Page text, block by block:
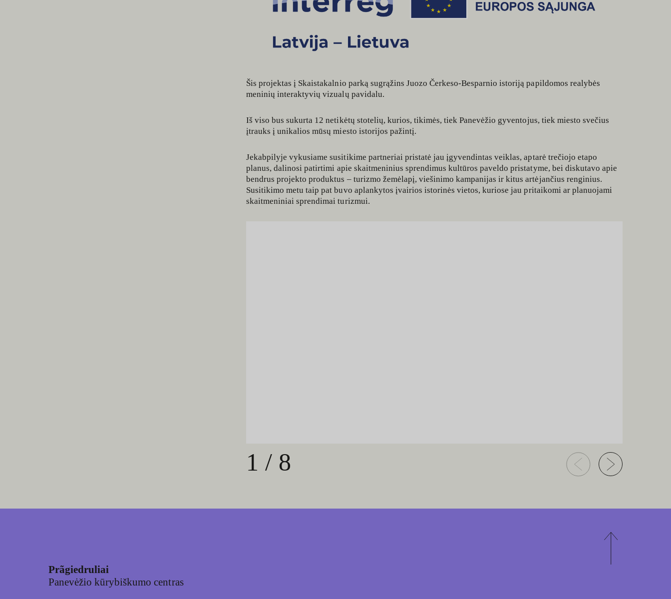
Šis projektas į Skaistakalnio parką sugrąžins Juozo Čerkeso-Besparnio istoriją papildomos realybės
meninių interaktyvių vizualų pavidalu.
Iš viso bus sukurta 12 netikėtų stotelių, kurios, tikimės, tiek Panevėžio gyventojus, tiek miesto svečius
įtrauks į unikalios mūsų miesto istorijos pažintį.
Jekabpilyje vykusiame susitikime partneriai pristatė jau įgyvendintas veiklas, aptarė trečiojo etapo
planus, dalinosi patirtimi apie skaitmeninius sprendimus kultūros paveldo pristatyme, bei diskutavo apie
bendrus projekto produktus – turizmo žemėlapį, viešinimo kampanijas ir kitus artėjančius renginius.
Susitikimo metu taip pat buvo aplankytos įvairios istorinės vietos, kuriose jau pritaikomi ar planuojami
skaitmeniniai sprendimai turizmui.
1 / 8
Prãgiedruliai
Panevėžio kūrybiškumo centras